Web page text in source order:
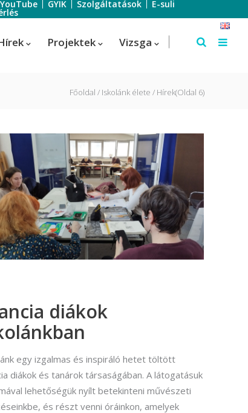
YouTube GYIK Szolgáltatások E-suli
Szálloda-szervező
Turisztikai technikus – 1 éves
képzés!
Turisztikai technikus
(Idegenvezető)
Turisztikai technikus (turisztikai
Vállalkozási ügyviteli ügyintéző
Projektek Vizsga
Főoldal Iskolánk élete Hírek(Oldal 6)
diákok
egy izgalmas és inspiráló hetet töltött
diákok és tanárok társaságában. A látogatásuk
lehetőségük nyílt betekinteni művészeti
és részt venni óráinkon, amelyek